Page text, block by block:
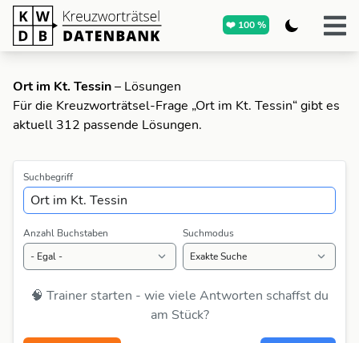
❤️ 100 %
Ort im Kt. Tessin– Lösungen
Für die Kreuzworträtsel-Frage „Ort im Kt. Tessin“ gibt es
aktuell 312 passende Lösungen.
Suchbegriff
Anzahl Buchstaben Suchmodus
🧠 Trainer starten - wie viele Antworten schaffst du
am Stück?